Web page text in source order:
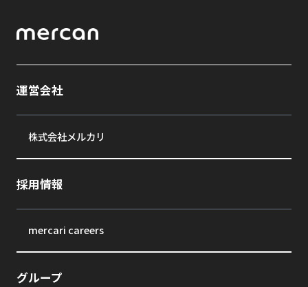
運営会社
株式会社メルカリ
採用情報
mercari careers
グループ